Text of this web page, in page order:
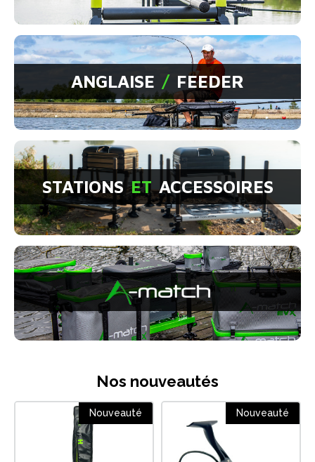
ANGLAISE / FEEDER
STATIONS ET ACCESSOIRES
Nos nouveautés
Nouveauté Nouveauté